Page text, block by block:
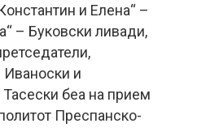
и Елена“ –
– Буковски ливади,
Иваноски и
беа на прием
Преспанско-